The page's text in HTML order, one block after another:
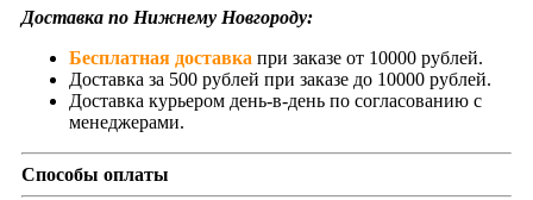
Доставка по Нижнему Новгороду:
Бесплатная доставка при заказе от 10000 рублей.
Доставка за 500 рублей при заказе до 10000 рублей.
Доставка курьером день-в-день по согласованию с
менеджерами.
Способы оплаты